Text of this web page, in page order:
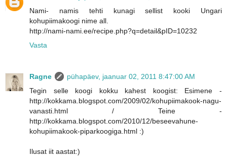
Nami- namis tehti kunagi sellist kooki Ungari
kohupiimakoogi nime all.
http://nami-nami.ee/recipe.php?q=detail&pID=10232
Vasta
Ragne
pühapäev, jaanuar 02, 2011 8:47:00 AM
Tegin selle koogi kokku kahest koogist: Esimene -
http://kokkama.blogspot.com/2009/02/kohupiimakook-nagu-
vanasti.html / Teine -
http://kokkama.blogspot.com/2010/12/beseevahune-
kohupiimakook-piparkoogiga.html :)
Ilusat iit aastat:)